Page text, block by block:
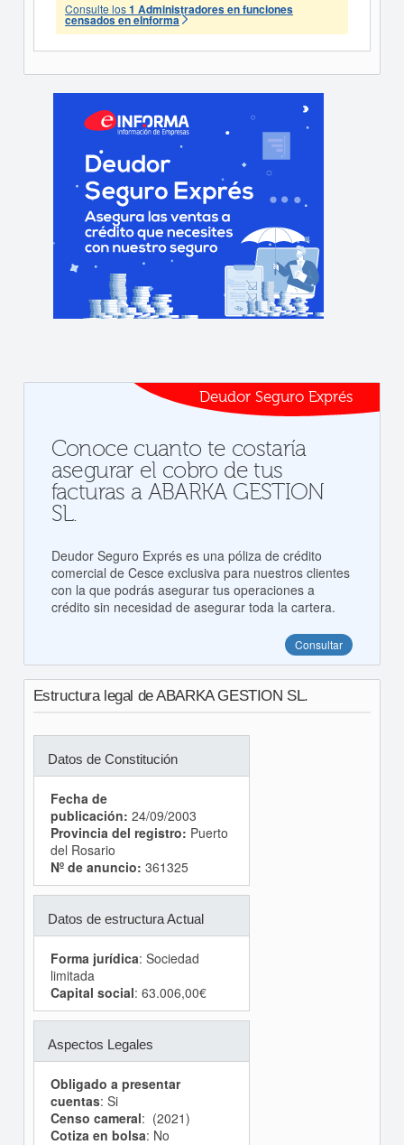
Consulte los1 Administradores en funciones
censados en eInforma
Deudor Seguro Exprés
Conoce cuanto te costaría
asegurar el cobro de tus
facturas a ABARKA GESTION
SL.
Deudor Seguro Exprés es una póliza de crédito
comercial de Cesce exclusiva para nuestros clientes
con la que podrás asegurar tus operaciones a
crédito sin necesidad de asegurar toda la cartera.
Consultar
Estructura legal de ABARKA GESTION SL.
Datos de Constitución
Fecha de
publicación: 24/09/2003
Provincia del registro: Puerto
del Rosario
Nº de anuncio: 361325
Datos de estructura Actual
Forma jurídica: Sociedad
limitada
Capital social: 63.006,00€
Aspectos Legales
Obligado a presentar
cuentas: Si
Censo cameral: (2021)
Cotiza en bolsa: No